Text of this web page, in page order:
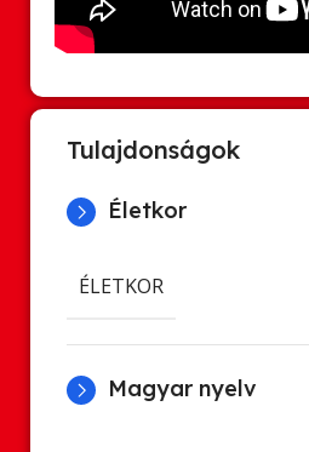
Tulajdonságok
Életkor
ÉLETKOR
Magyar nyelv